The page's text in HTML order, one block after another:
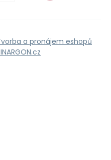
a pronájem eshopů